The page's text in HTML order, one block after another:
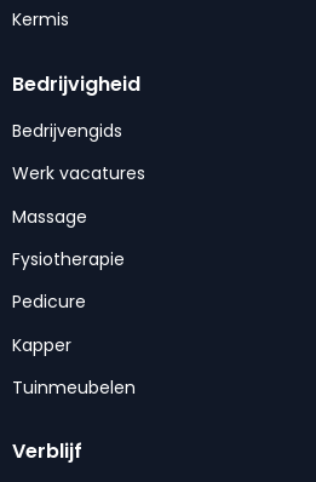
Kermis
Bedrijvigheid
Bedrijvengids
Werk vacatures
Massage
Fysiotherapie
Pedicure
Kapper
Tuinmeubelen
Verblijf